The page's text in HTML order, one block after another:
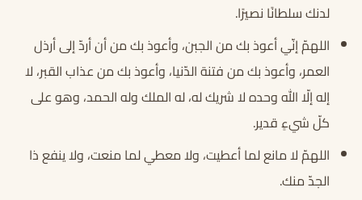
لدنك سلطانًا نصيرًا.
اللهمّ إنّي أعوذ بك من الجبن، وأعوذ بك من أن أردّ إلى أرذل
العمر، وأعوذ بك من فتنة الدّنيا، وأعوذ بك من عذاب القبر، لا
إله إلّا الله وحده لا شريك له، له الملك وله الحمد، وهو على
كلّ شيءٍ قدير.
اللهمّ لا مانع لما أعطيت، ولا معطي لما منعت، ولا ينفع ذا
الجدّ منك.